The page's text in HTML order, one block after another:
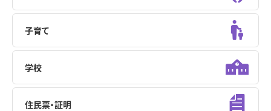
子育て
学校
住民票・証明